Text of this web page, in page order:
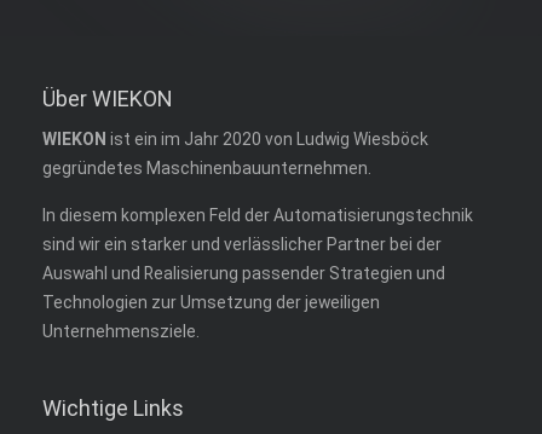
Über WIEKON
WIEKON ist ein im Jahr 2020 von Ludwig Wiesböck
gegründetes Maschinenbauunternehmen.
In diesem komplexen Feld der Automatisierungstechnik
sind wir ein starker und verlässlicher Partner bei der
Auswahl und Realisierung passender Strategien und
Technologien zur Um­setzung der jeweiligen
Unternehmensziele.
Wichtige Links